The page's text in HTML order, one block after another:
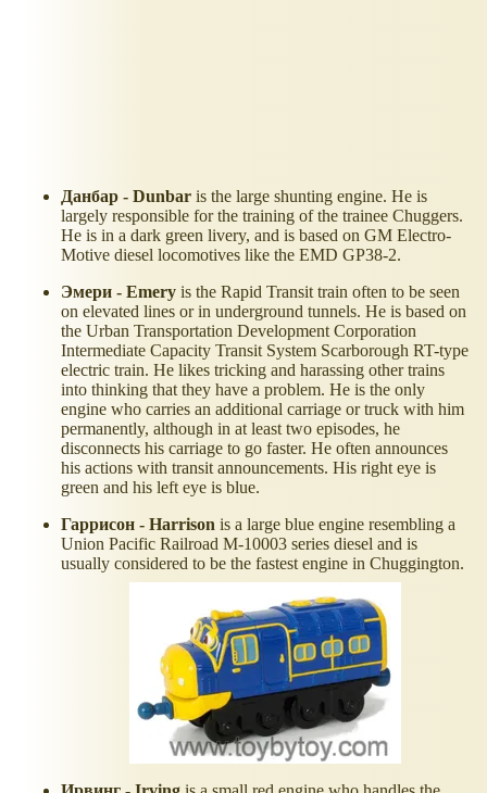
Данбар - Dunbar is the large shunting engine. He is
largely responsible for the training of the trainee Chuggers.
He is in a dark green livery, and is based on GM Electro-
Motive diesel locomotives like the EMD GP38-2.
Эмери - Emery is the Rapid Transit train often to be seen
on elevated lines or in underground tunnels. He is based on
the Urban Transportation Development Corporation
Intermediate Capacity Transit System Scarborough RT-type
electric train. He likes tricking and harassing other trains
into thinking that they have a problem. He is the only
engine who carries an additional carriage or truck with him
permanently, although in at least two episodes, he
disconnects his carriage to go faster. He often announces
his actions with transit announcements. His right eye is
green and his left eye is blue.
Гаррисон - Harrison is a large blue engine resembling a
Union Pacific Railroad M-10003 series diesel and is
usually considered to be the fastest engine in Chuggington.